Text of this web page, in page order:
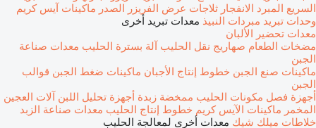
السريع المبرد الانفجار ثلاجات عرض الفريزر الصدر ماكينات آيس كريم
وحدات تبريد مبردات النبيذ معدات تبريد أخرى
معدات تحضير الألبان
مضخات الطعام صهاريج نقل الحليب آلة بسترة الحليب معدات صناعة
الجبن
ماكينات صنع الجبن خطوط إنتاج الأجبان ماكينات ضغط الجبن قوالب
الجبن
أجهزة فصل مكونات الحليب ممخضة زبدة أجهزة تحليل اللبن آلات العجين
المخمر ماكينات الآيس كريم خطوط إنتاج الحليب معدات صناعة الزبد
خلاطات ميلك شيك معدات أخرى لمعالجة الحليب